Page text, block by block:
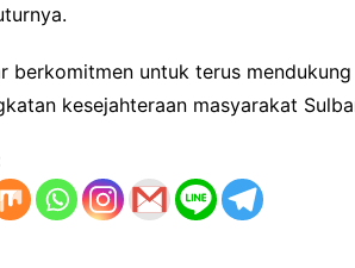
berkomitmen untuk terus
kesejahteraan masyarakat